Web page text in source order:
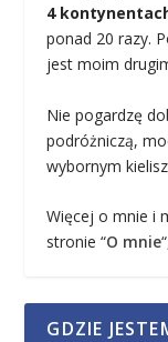
4
ponad 20 razy.
jest moim
Nie pogardzę
podróżniczą,
wybornym
Więcej o mnie i
stronie “O mnie
GDZIE